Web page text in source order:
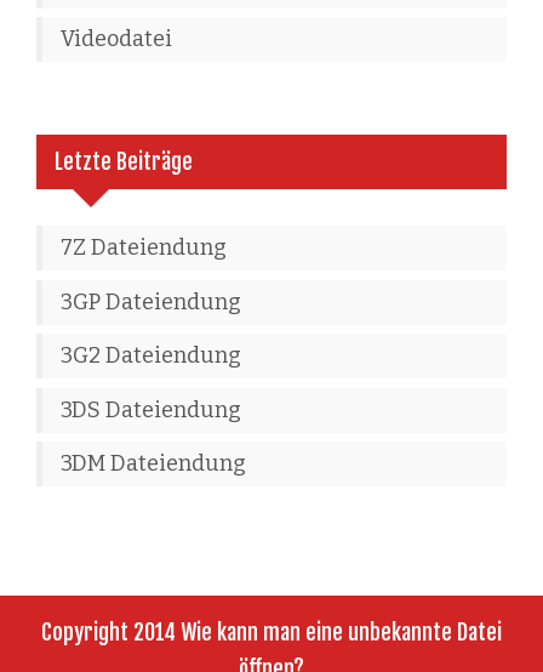
Videodatei
Letzte Beiträge
7Z Dateiendung
3GP Dateiendung
3G2 Dateiendung
3DS Dateiendung
3DM Dateiendung
Copyright 2014 Wie kann man eine unbekannte Datei